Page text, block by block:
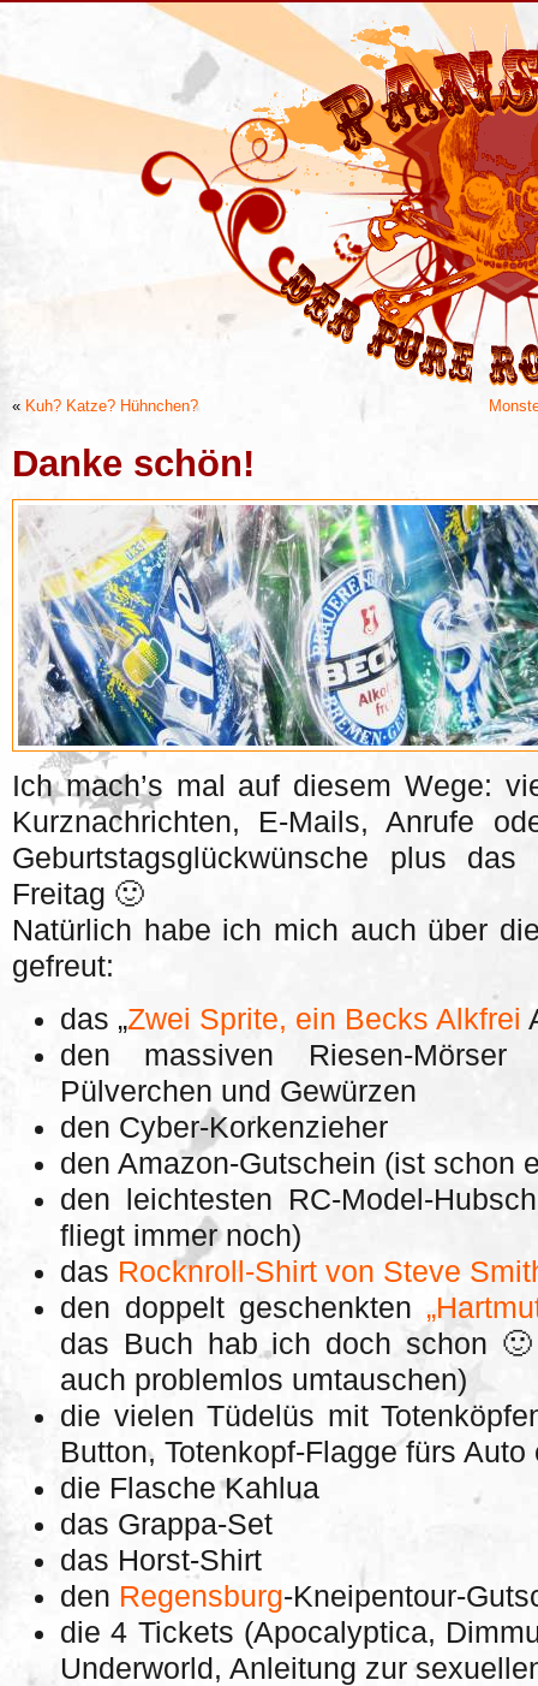
« Kuh? Katze? Hühnchen?
Danke schön!
Ich mach’s mal auf diesem Wege:
Kurznachrichten, E-Mails, Anrufe
Geburtstagsglückwünsche plus
Freitag 🙂
Natürlich habe ich mich auch über
gefreut:
das „Zwei Sprite, ein Becks Alkfrei
den massiven Riesen-
Pülverchen und Gewürzen
den Cyber-Korkenzieher
den Amazon-Gutschein (ist schon
den leichtesten RC-Model-
fliegt immer noch)
das Rocknroll-Shirt von Steve
den doppelt geschenkten
das Buch hab ich doch schon
auch problemlos umtauschen)
die vielen Tüdelüs mit
Button, Totenkopf-Flagge fürs Auto
die Flasche Kahlua
das Grappa-Set
das Horst-Shirt
den Regensburg-Kneipentour-
die 4 Tickets (Apocalyptica,
Underworld, Anleitung zur